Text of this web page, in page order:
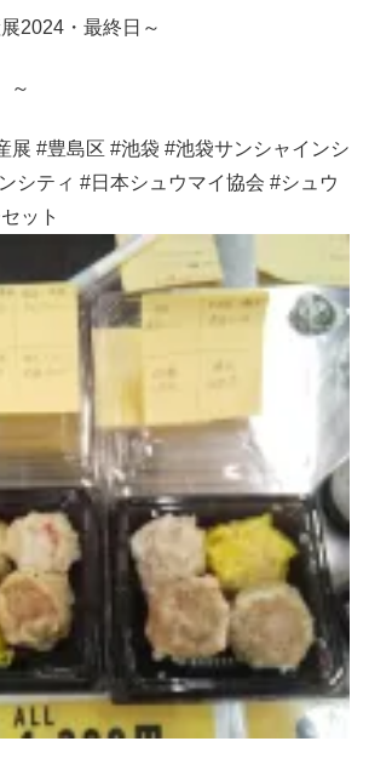
2024・最終日～
～
展 #豊島区 #池袋 #池袋サンシャインシ
シティ #日本シュウマイ協会 #シュウ
ット